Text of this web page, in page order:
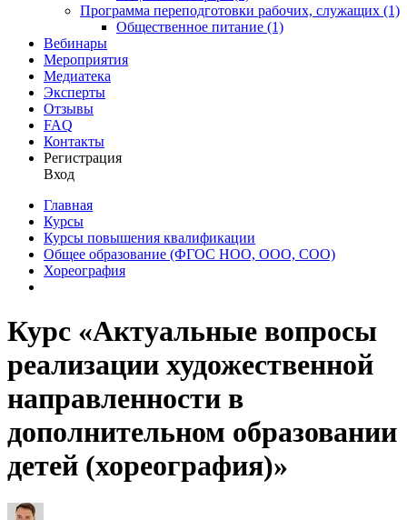
Программа переподготовки рабочих, служащих (1)
Общественное питание (1)
Вебинары
Мероприятия
Медиатека
Эксперты
Отзывы
FAQ
Контакты
Регистрация
Вход
Главная
Курсы
Курсы повышения квалификации
Общее образование (ФГОС НОО, ООО, СОО)
Хореография
Курс «Актуальные вопросы
реализации художественной
направленности в
дополнительном образовании
детей (хореография)»